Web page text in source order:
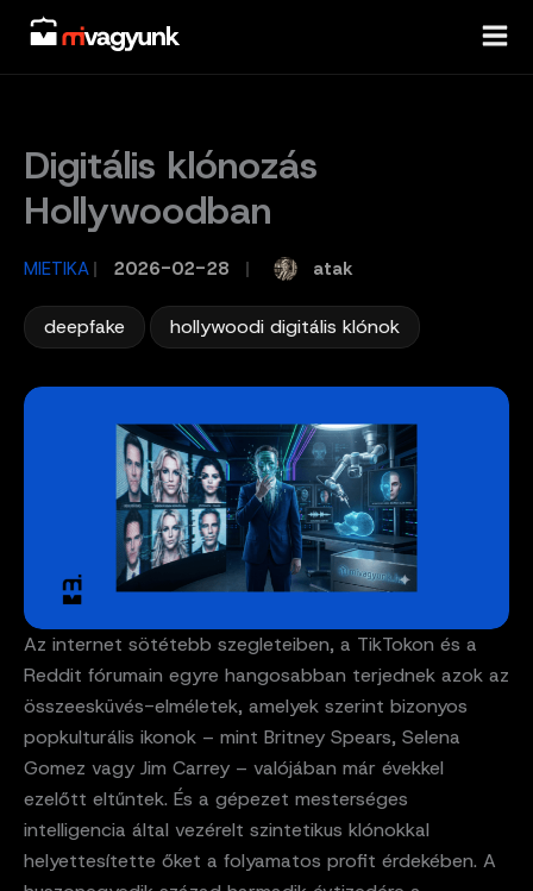
Skip
content
Digitális klónozás
Hollywoodban
MIETIKA / 2026-02-28 atak
deepfake hollywoodi digitális klónok
Az internet sötétebb szegleteiben, a TikTokon és a
Reddit fórumain egyre hangosabban terjednek azok az
összeesküvés-elméletek, amelyek szerint bizonyos
popkulturális ikonok – mint Britney Spears, Selena
Gomez vagy Jim Carrey – valójában már évekkel
ezelőtt eltűntek. És a gépezet mesterséges
intelligencia által vezérelt szintetikus klónokkal
helyettesítette őket a folyamatos profit érdekében. A